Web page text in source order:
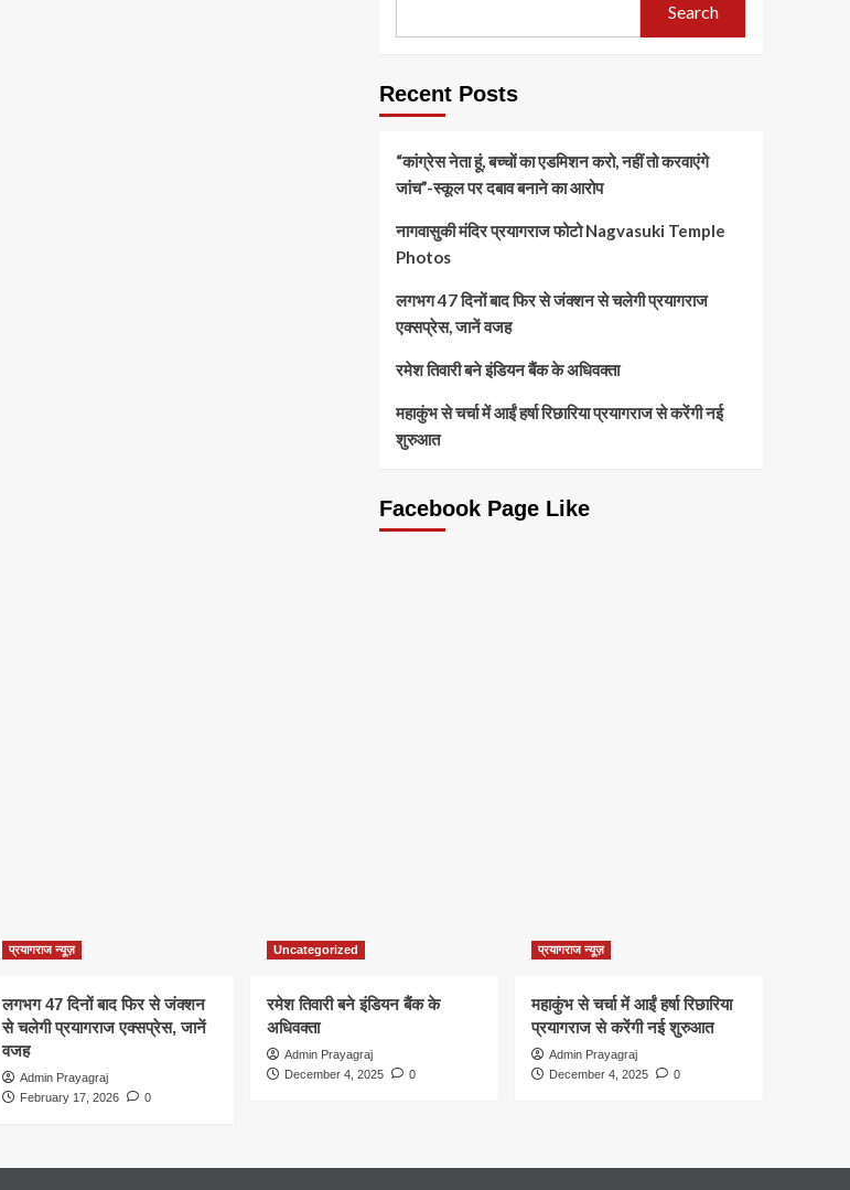
Search
Recent Posts
“कांग्रेस नेता हूं, बच्चों का एडमिशन करो, नहीं तो करवाएंगे
जांच”-स्कूल पर दबाव बनाने का आरोप
नागवासुकी मंदिर प्रयागराज फोटो Nagvasuki Temple
Photos
लगभग 47 दिनों बाद फिर से जंक्शन से चलेगी प्रयागराज
एक्सप्रेस, जानें वजह
रमेश तिवारी बने इंडियन बैंक के अधिवक्ता
महाकुंभ से चर्चा में आईं हर्षा रिछारिया प्रयागराज से करेंगी नई
शुरुआत
Facebook Page Like
प्रयागराज न्यूज़
लगभग 47 दिनों बाद फिर से जंक्शन
से चलेगी प्रयागराज एक्सप्रेस, जानें
वजह
Admin Prayagraj
February 17, 2026
0
Uncategorized
रमेश तिवारी बने इंडियन बैंक के
अधिवक्ता
Admin Prayagraj
December 4, 2025
0
प्रयागराज न्यूज़
महाकुंभ से चर्चा में आईं हर्षा रिछारिया
प्रयागराज से करेंगी नई शुरुआत
Admin Prayagraj
December 4, 2025
0